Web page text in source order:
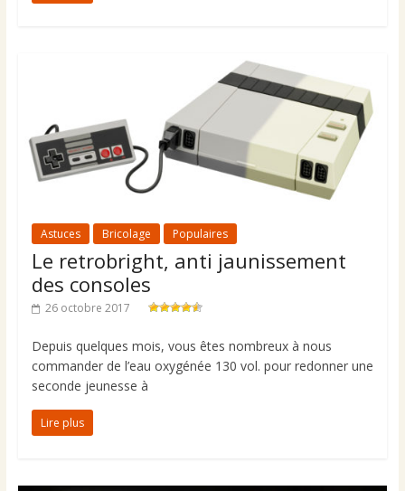
Astuces Bricolage Populaires
Le retrobright, anti jaunissement
des consoles
26 octobre 2017
Depuis quelques mois, vous êtes nombreux à nous
commander de l’eau oxygénée 130 vol. pour redonner une
seconde jeunesse à
Lire plus